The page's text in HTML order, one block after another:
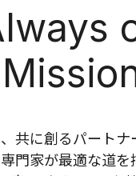
共に創るパートナ
門家が最適な道を